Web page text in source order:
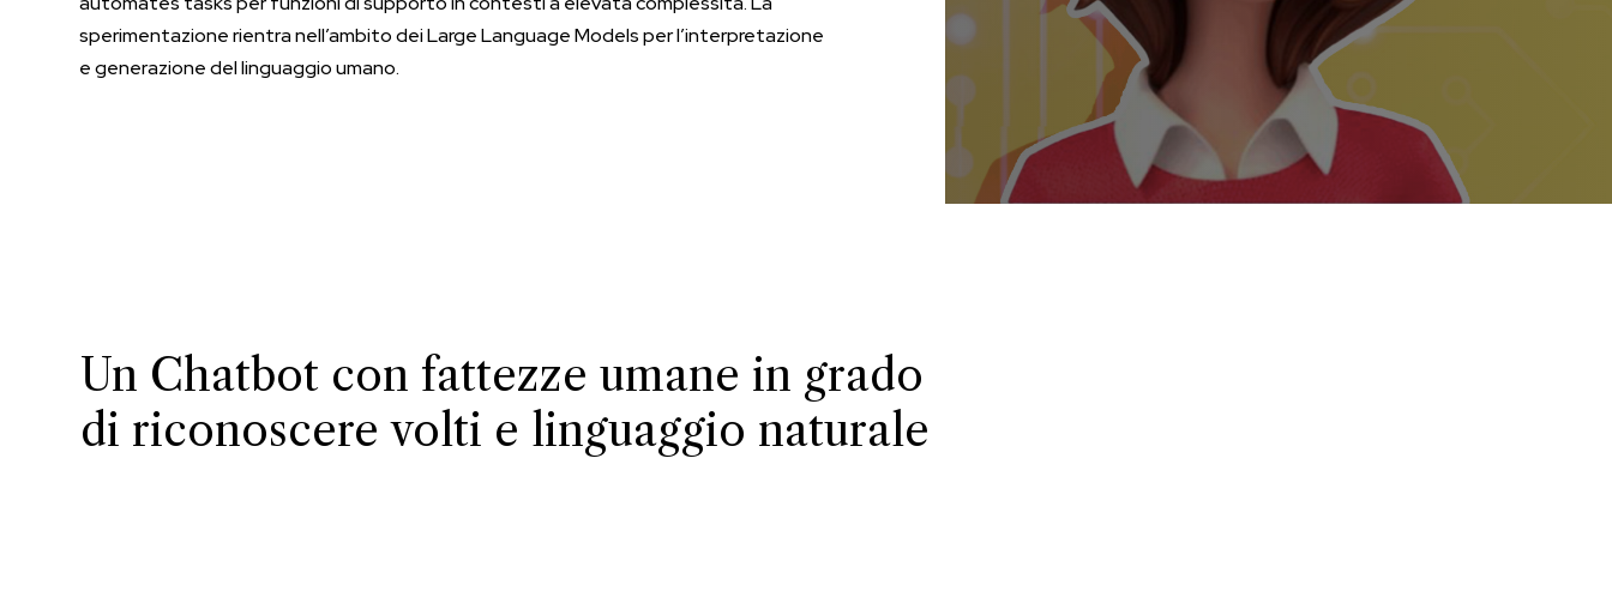
sperimentazione rientra nell’ambito dei Large Language Models per l’interpretazione
e generazione del linguaggio umano.
Un Chatbot con fattezze umane in grado
di riconoscere volti e linguaggio naturale